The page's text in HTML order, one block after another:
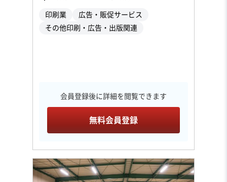
印刷業
広告・販促サービス
その他印刷・広告・出版関連
会員登録後に詳細を閲覧できます
無料会員登録